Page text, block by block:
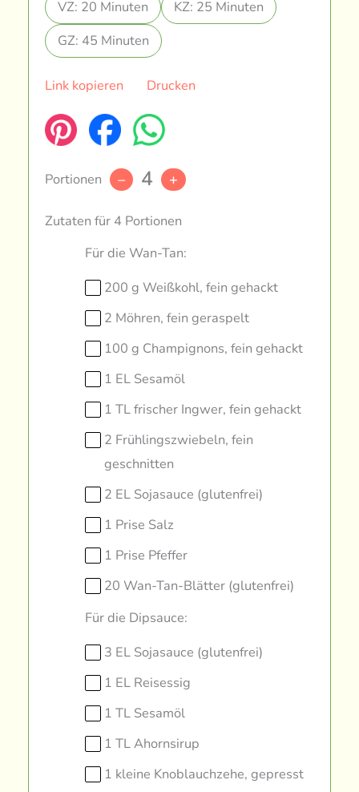
VZ: 20 Minuten
KZ: 25 Minuten
GZ: 45 Minuten
Link kopieren Drucken
Portionen – 4 +
Zutaten für 4 Portionen
Für die Wan-Tan:
200 g Weißkohl, fein gehackt
2 Möhren, fein geraspelt
100 g Champignons, fein gehackt
1 EL Sesamöl
1 TL frischer Ingwer, fein gehackt
2 Frühlingszwiebeln, fein
geschnitten
2 EL Sojasauce (glutenfrei)
1 Prise Salz
1 Prise Pfeffer
20 Wan-Tan-Blätter (glutenfrei)
Für die Dipsauce:
3 EL Sojasauce (glutenfrei)
1 EL Reisessig
1 TL Sesamöl
1 TL Ahornsirup
1 kleine Knoblauchzehe, gepresst